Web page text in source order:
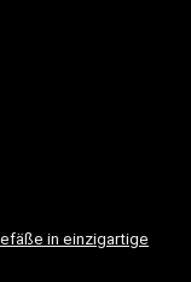
in einzigartige